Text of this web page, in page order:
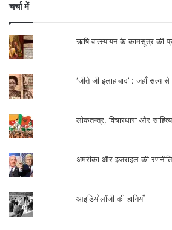
चर्चा में
ऋषि वात्स्यायन के कामसूत्र की
‘जीते जी इलाहाबाद’ : जहाँ सत्य
लोकतन्त्र, विचारधारा और साहित्य
अमरीका और इजराइल की
आइडियोलॉजी की हानियाँ